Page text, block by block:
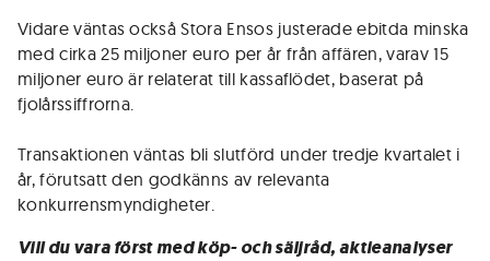
Vidare väntas också Stora Ensos justerade ebitda minska
med cirka 25 miljoner euro per år från affären, varav 15
miljoner euro är relaterat till kassaflödet, baserat på
fjolårssiffrorna.
Transaktionen väntas bli slutförd under tredje kvartalet i
år, förutsatt den godkänns av relevanta
konkurrensmyndigheter.
Vill du vara först med köp- och säljråd, aktieanalyser